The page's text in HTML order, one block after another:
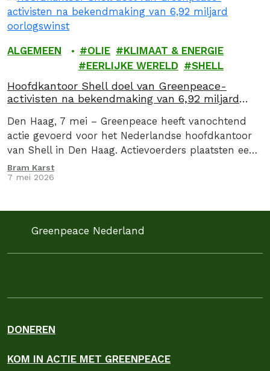
ALGEMEEN OLIE
KLIMAAT & ENERGIE
EERLIJKE WERELD
SHELL
Hoofdkantoor Shell doel van Greenpeace-
activisten na bekendmaking van 6,92 miljard
Den Haag, 7 mei – Greenpeace heeft vanochtend
actie gevoerd voor het Nederlandse hoofdkantoor
van Shell in Den Haag. Actievoerders plaatsten een
drie meter hoge zuil met daarop de oorlogswinst…
Bram Karst
7 mei 2026
Greenpeace Nederland
DONEREN
KOM IN ACTIE MET GREENPEACE